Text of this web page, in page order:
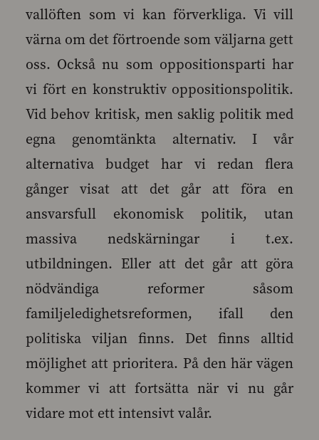
vallöften som vi kan förverkliga. Vi vill
värna om det förtroende som väljarna gett
oss. Också nu som oppositionsparti har
vi fört en konstruktiv oppositionspolitik.
Vid behov kritisk, men saklig politik med
egna genomtänkta alternativ. I vår
alternativa budget har vi redan flera
gånger visat att det går att föra en
ansvarsfull ekonomisk politik, utan
massiva nedskärningar i t.ex.
utbildningen. Eller att det går att göra
nödvändiga reformer såsom
familjeledighetsreformen, ifall den
politiska viljan finns. Det finns alltid
möjlighet att prioritera. På den här vägen
kommer vi att fortsätta när vi nu går
vidare mot ett intensivt valår.